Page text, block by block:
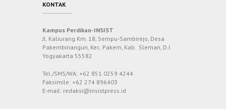
KONTAK
Kampus Perdikan-INSIST
Jl. Kaliurang Km. 18, Sempu-Sambirejo, Desa
Pakembinangun, Kec. Pakem, Kab. Sleman, D.I.
Yogyakarta 55582
Tel./SMS/WA: +62 851 0259 4244
Faksimile: +62 274 896403
E-mail: redaksi@insistpress.id